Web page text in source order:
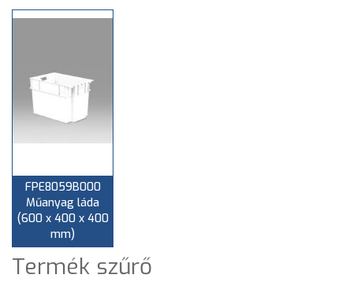
FPE8059B000
Műanyag láda
(600 x 400 x 400
mm)
Termék szűrő